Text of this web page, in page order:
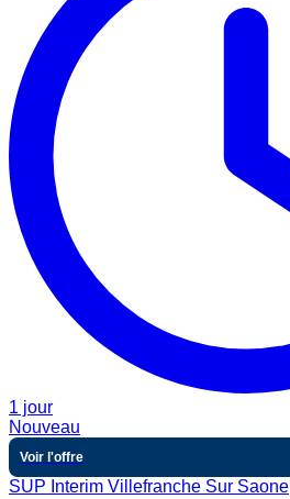
1 jour
Nouveau
Voir l'offre
SUP Interim Villefranche Sur Saone